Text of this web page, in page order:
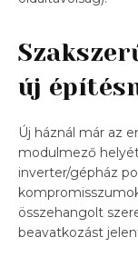
új
Új háznál már az
modulmező
inverter/gépház
összehangolt
beavatkozást